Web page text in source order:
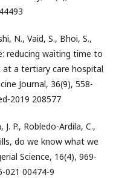
N., Vaid, S., Bhoi, S.,
reducing waiting time to
a tertiary care hospital
Journal, 36(9), 558-
2019 208577
P., Robledo-Ardila, C.,
do we know what we
Science, 16(4), 969-
021 00474-9